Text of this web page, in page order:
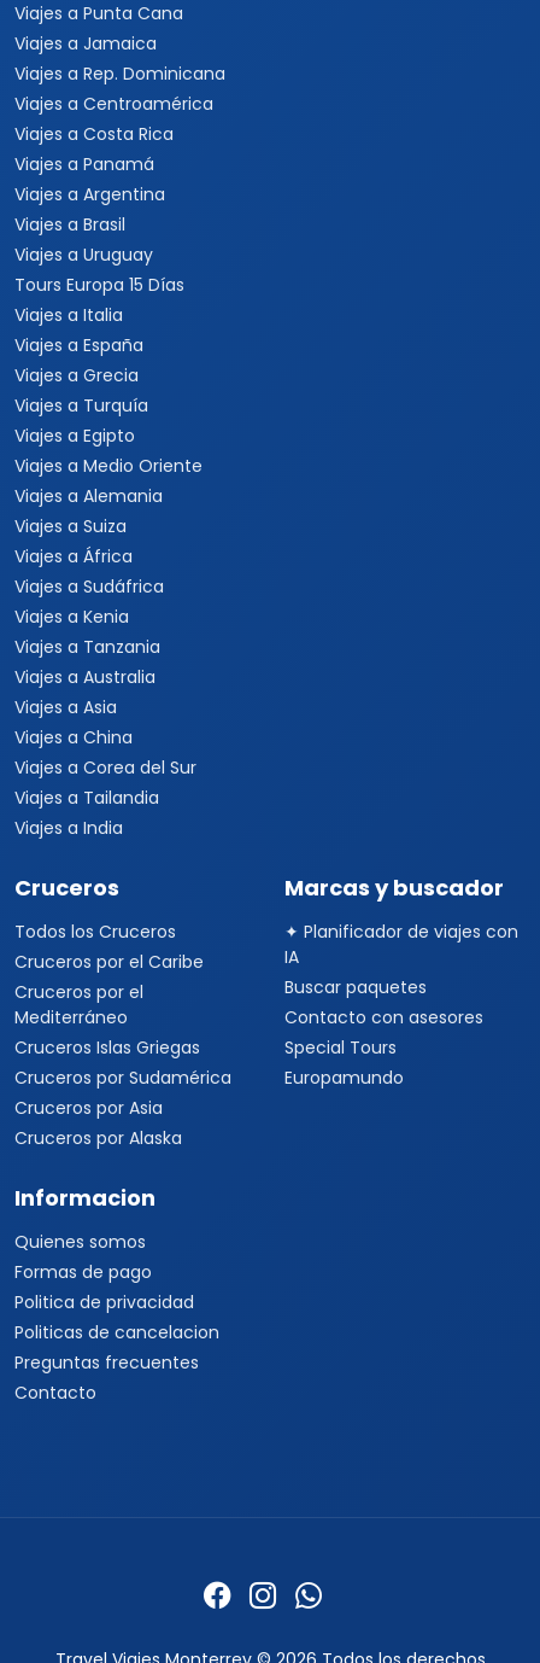
Viajes a Punta Cana
Viajes a Jamaica
Viajes a Rep. Dominicana
Viajes a Centroamérica
Viajes a Costa Rica
Viajes a Panamá
Viajes a Argentina
Viajes a Brasil
Viajes a Uruguay
Tours Europa 15 Días
Viajes a Italia
Viajes a España
Viajes a Grecia
Viajes a Turquía
Viajes a Egipto
Viajes a Medio Oriente
Viajes a Alemania
Viajes a Suiza
Viajes a África
Viajes a Sudáfrica
Viajes a Kenia
Viajes a Tanzania
Viajes a Australia
Viajes a Asia
Viajes a China
Viajes a Corea del Sur
Viajes a Tailandia
Viajes a India
Cruceros
Todos los Cruceros
Cruceros por el Caribe
Cruceros por el
Mediterráneo
Cruceros Islas Griegas
Cruceros por Sudamérica
Cruceros por Asia
Cruceros por Alaska
Marcas y buscador
✦ Planificador de viajes con
IA
Buscar paquetes
Contacto con asesores
Special Tours
Europamundo
Informacion
Quienes somos
Formas de pago
Politica de privacidad
Politicas de cancelacion
Preguntas frecuentes
Contacto